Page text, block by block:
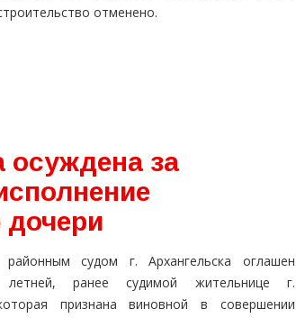
отменено.
осуждена за
дочери
районным судом г. Архангельска оглашен
ранее судимой жительнице г.
признана виновной в совершении